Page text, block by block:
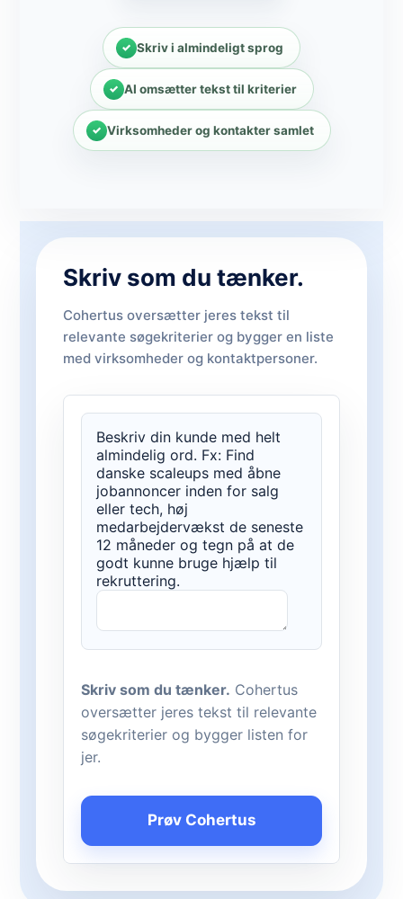
Skriv i almindeligt sprog
AI omsætter tekst til kriterier
Virksomheder og kontakter samlet
Skriv som du tænker.
Cohertus oversætter jeres tekst til
relevante søgekriterier og bygger en liste
med virksomheder og kontaktpersoner.
Beskriv din kunde med helt
almindelig ord. Fx: Find
danske scaleups med åbne
jobannoncer inden for salg
eller tech, høj
medarbejdervækst de seneste
12 måneder og tegn på at de
godt kunne bruge hjælp til
rekruttering.
Skriv som du tænker. Cohertus
oversætter jeres tekst til relevante
søgekriterier og bygger listen for
jer.
Prøv Cohertus